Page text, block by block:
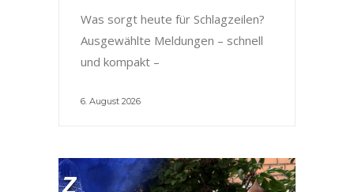
Was sorgt heute für Schlagzeilen?
Ausgewählte Meldungen – schnell
und kompakt –
6. August 2026